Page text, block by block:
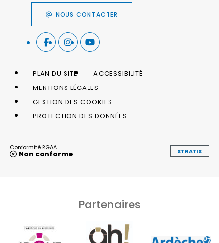
NOUS CONTACTER
PLAN DU SITE
ACCESSIBILITÉ
MENTIONS LÉGALES
GESTION DES COOKIES
PROTECTION DES DONNÉES
Conformité RGAA
Non conforme STRATIS
Partenaires